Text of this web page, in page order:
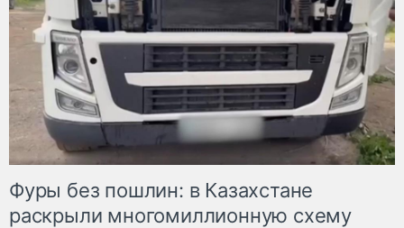
Фуры без пошлин: в Казахстане
раскрыли многомиллионную схему